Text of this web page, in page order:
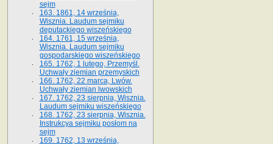
sejm
163. 1861, 14 września,
Wisznia. Laudum sejmiku
deputackiego wiszeńskiego
164. 1761, 15 września,
Wisznia. Laudum sejmiku
gospodarskiego wiszeńskiego
165. 1762, 1 lutego, Przemyśl.
Uchwały ziemian przemyskich
166. 1762, 22 marca, Lwów.
Uchwały ziemian lwowskich
167. 1762, 23 sierpnia, Wisznia.
Laudum sejmiku wiszeńskiego
168. 1762, 23 sierpnia, Wisznia.
Instrukcya sejmiku posłom na
sejm
169. 1762, 13 września,